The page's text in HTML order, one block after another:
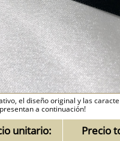
el diseño original y las
a continuación!
unitario: Precio